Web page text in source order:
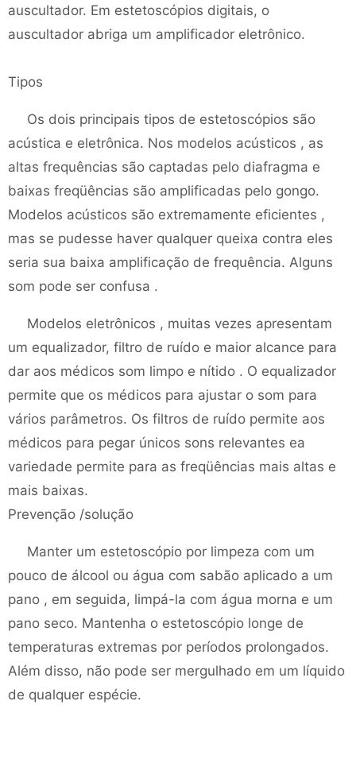
auscultador. Em estetoscópios digitais, o
auscultador abriga um amplificador eletrônico.
Tipos
Os dois principais tipos de estetoscópios são
acústica e eletrônica. Nos modelos acústicos , as
altas frequências são captadas pelo diafragma e
baixas freqüências são amplificadas pelo gongo.
Modelos acústicos são extremamente eficientes ,
mas se pudesse haver qualquer queixa contra eles
seria sua baixa amplificação de frequência. Alguns
som pode ser confusa .
Modelos eletrônicos , muitas vezes apresentam
um equalizador, filtro de ruído e maior alcance para
dar aos médicos som limpo e nítido . O equalizador
permite que os médicos para ajustar o som para
vários parâmetros. Os filtros de ruído permite aos
médicos para pegar únicos sons relevantes ea
variedade permite para as freqüências mais altas e
mais baixas.
Prevenção /solução
Manter um estetoscópio por limpeza com um
pouco de álcool ou água com sabão aplicado a um
pano , em seguida, limpá-la com água morna e um
pano seco. Mantenha o estetoscópio longe de
temperaturas extremas por períodos prolongados.
Além disso, não pode ser mergulhado em um líquido
de qualquer espécie.